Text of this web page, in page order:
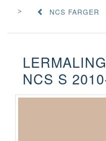
NCS FARGER
NCS S